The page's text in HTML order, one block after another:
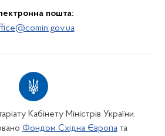
пошта:
Кабінету Міністрів України.
Фондом Східна Європата